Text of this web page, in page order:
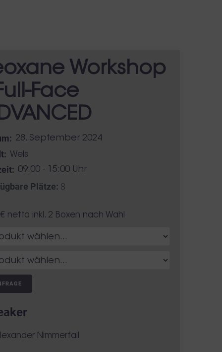
Workshop
Face
28. September 2024
Wels
09:00 - 15:00 Uhr
Plätze: 8
netto inkl. 2 Boxen nach Wahl
Nimmerfall